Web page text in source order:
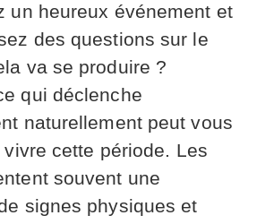
un heureux événement et
des questions sur le
va se produire ?
qui déclenche
naturellement peut vous
cette période. Les
souvent une
signes physiques et